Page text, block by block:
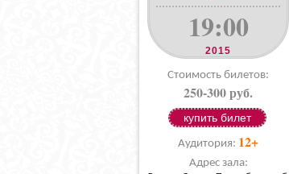
19:00
2015
Стоимость билетов:
250-300 руб.
купить билет
Аудитория: 12+
Адрес зала: